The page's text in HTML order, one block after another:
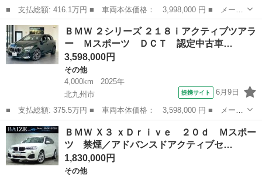
■ 支払総額: 416.1万円 ■ 車両本体価格： 3,998,000 円 ■ メーカ
ー名： ＢＭＷ ■ 車種名： ２シリーズ ■ グレード名： ２１８
ｄアクティブツアラー Ｍスポーツ バックカメラ ナビ クリアラ
ンスソナ...
福岡 北九州市
ＢＭＷ ２シリーズ ２１８ｉアクティブツアラ
ー Ｍスポーツ ＤＣＴ 認定中古車…
3,598,000円
その他
4,000km
2025年
北九州市
提携サイト 6月9日
■ 支払総額: 375.5万円 ■ 車両本体価格： 3,598,000 円 ■ メーカ
ー名： ＢＭＷ ■ 車種名： ２シリーズ ■ グレード名： ２１８
ｉアクティブツアラー Ｍスポーツ ＤＣＴ 認定中古車 全方位カ
メラ Ｈ...
福岡 北九州市
ＢＭＷ Ｘ３ ｘＤｒｉｖｅ ２０ｄ Ｍスポー
ツ 禁煙／アドバンスドアクティブセ…
1,830,000円
その他